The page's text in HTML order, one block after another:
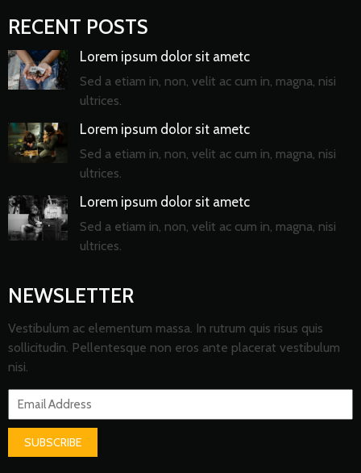
RECENT POSTS
Lorem ipsum dolor sit ametc
Sed a etiam in, non, velit ac cum in, magna, nisi
ultrices.
Lorem ipsum dolor sit ametc
Sed a etiam in, non, velit ac cum in, magna, nisi
ultrices.
Lorem ipsum dolor sit ametc
Sed a etiam in, non, velit ac cum in, magna, nisi
ultrices.
NEWSLETTER
Vestibulum ac elementum massa. In rutrum quis risus quis
sollicitudin. Pellentesque non eros ante placerat vestibulum
nisi.
SUBSCRIBE